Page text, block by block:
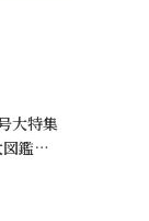
大特集
図鑑…